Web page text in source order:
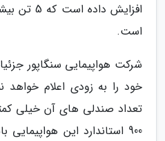
افزایش
است.
خود را به زودی اعلام خواهد
900 استاندارد این